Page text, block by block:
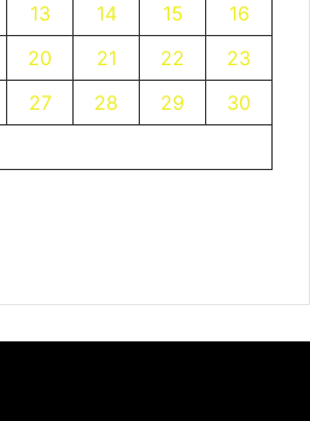
13 14 15
16
20 21 22
23
27 28 29
30